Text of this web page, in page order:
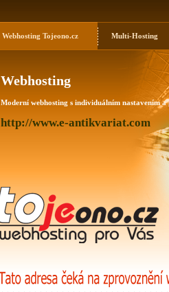
Webhosting Tojeono.cz Multi-Hosting
Webhosting
Moderní webhosting s individuálním nastavením a
http://www.e-antikvariat.com